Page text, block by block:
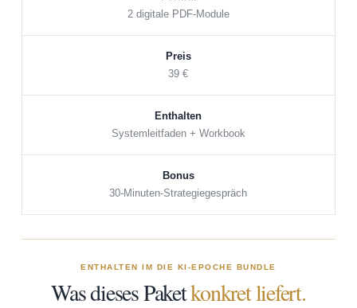
2 digitale PDF-Module
Preis
39 €
Enthalten
Systemleitfaden + Workbook
Bonus
30-Minuten-Strategiegespräch
ENTHALTEN IM DIE KI-EPOCHE BUNDLE
Was dieses Paketkonkret liefert.